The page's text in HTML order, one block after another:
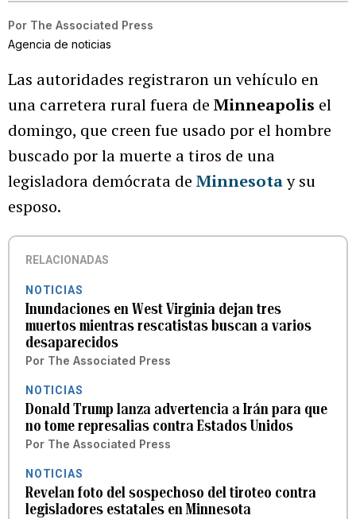
Por The Associated Press
Agencia de noticias
Las autoridades registraron un vehículo en
una carretera rural fuera de Minneapolis el
domingo, que creen fue usado por el hombre
buscado por la muerte a tiros de una
legisladora demócrata de Minnesotay su
esposo.
RELACIONADAS
NOTICIAS
Inundaciones en West Virginia dejan tres
muertos mientras rescatistas buscan a varios
desaparecidos
Por The Associated Press
NOTICIAS
Donald Trump lanza advertencia a Irán para que
no tome represalias contra Estados Unidos
Por The Associated Press
NOTICIAS
Revelan foto del sospechoso del tiroteo contra
legisladores estatales en Minnesota